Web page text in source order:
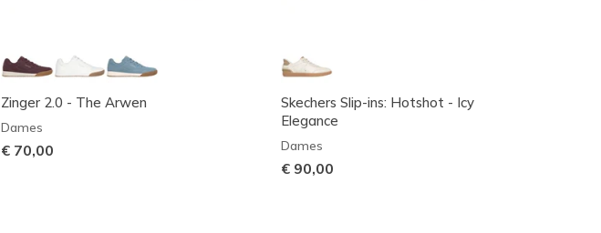
Zinger 2.0 - The Arwen
Dames
€ 70,00
Skechers Slip-ins: Hotshot - Icy
Elegance
Dames
€ 90,00